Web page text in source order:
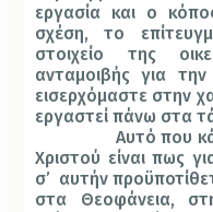
εργασία και ο
σχέση, το
στοιχείο της
ανταμοιβής για
εισερχόμαστε στην
εργαστεί πάνω στα
Αυτό που
Χριστού είναι πως
σ’ αυτήν
στα Θεοφάνεια,